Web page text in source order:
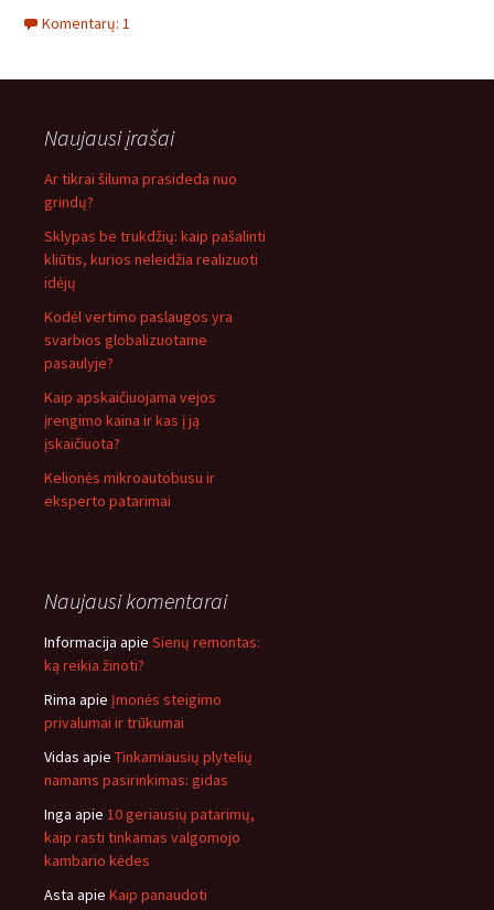
Komentarų: 1
Naujausi įrašai
Ar tikrai šiluma prasideda nuo
grindų?
Sklypas be trukdžių: kaip pašalinti
kliūtis, kurios neleidžia realizuoti
idėjų
Kodėl vertimo paslaugos yra
svarbios globalizuotame
pasaulyje?
Kaip apskaičiuojama vejos
įrengimo kaina ir kas į ją
įskaičiuota?
Kelionės mikroautobusu ir
eksperto patarimai
Naujausi komentarai
Informacija apie Sienų remontas:
ką reikia žinoti?
Rima apie Įmonės steigimo
privalumai ir trūkumai
Vidas apie Tinkamiausių plytelių
namams pasirinkimas: gidas
Inga apie 10 geriausių patarimų,
kaip rasti tinkamas valgomojo
kambario kėdes
Asta apie Kaip panaudoti